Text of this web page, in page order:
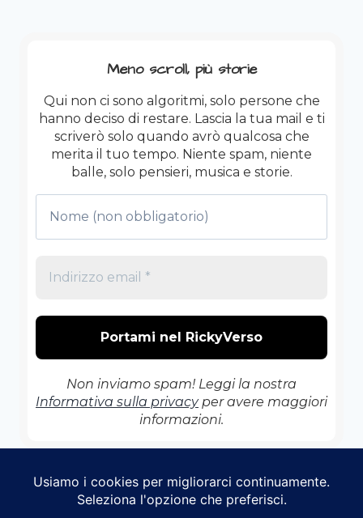
Meno scroll, più storie
Qui non ci sono algoritmi, solo persone che
hanno deciso di restare. Lascia la tua mail e ti
scriverò solo quando avrò qualcosa che
merita il tuo tempo. Niente spam, niente
balle, solo pensieri, musica e storie.
Non inviamo spam! Leggi la nostra
Informativa sulla privacyper avere maggiori
informazioni.